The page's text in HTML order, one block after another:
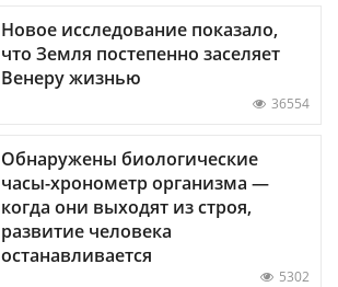
Новое исследование показало,
что Земля постепенно заселяет
Венеру жизнью
36554
Обнаружены биологические
часы-хронометр организма —
когда они выходят из строя,
развитие человека
останавливается
5302